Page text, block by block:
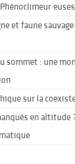
et faune
sommet : une
sur la
en altitude